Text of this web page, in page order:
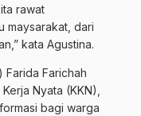
rawat
maysarakat, dari
kata Agustina.
Farida Farichah
Nyata (KKN),
bagi warga